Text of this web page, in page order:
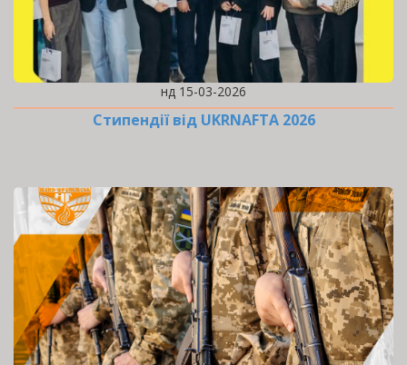
нд 15-03-2026
Стипендії від UKRNAFTA 2026